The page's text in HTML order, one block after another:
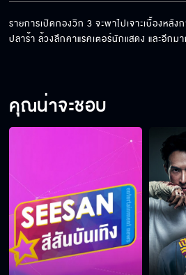
รายการเปิดกองวิก 3 จะพาไปเจาะเบื้องหลัง
ปลาร้า ล้วงลึกคาแรคเตอร์นักแสดง และอีก
คุณน่าจะชอบ